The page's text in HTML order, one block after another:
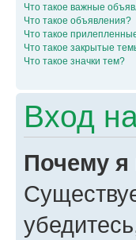
Что такое важные
Что такое объявления?
Что такое
Что такое закрытые
Что такое значки тем?
Вход
Почему я